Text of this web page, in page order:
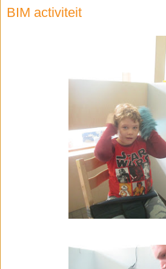
BIM activiteit